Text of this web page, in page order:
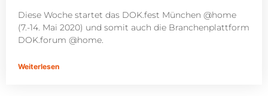
Diese Woche startet das DOK.fest München @home
(7.-14. Mai 2020) und somit auch die Branchenplattform
DOK.forum @home.
Weiterlesen